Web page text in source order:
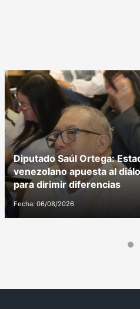
Diputado Saúl Ortega:
venezolano apuesta al
para dirimir diferencias
Fecha: 06/08/2026